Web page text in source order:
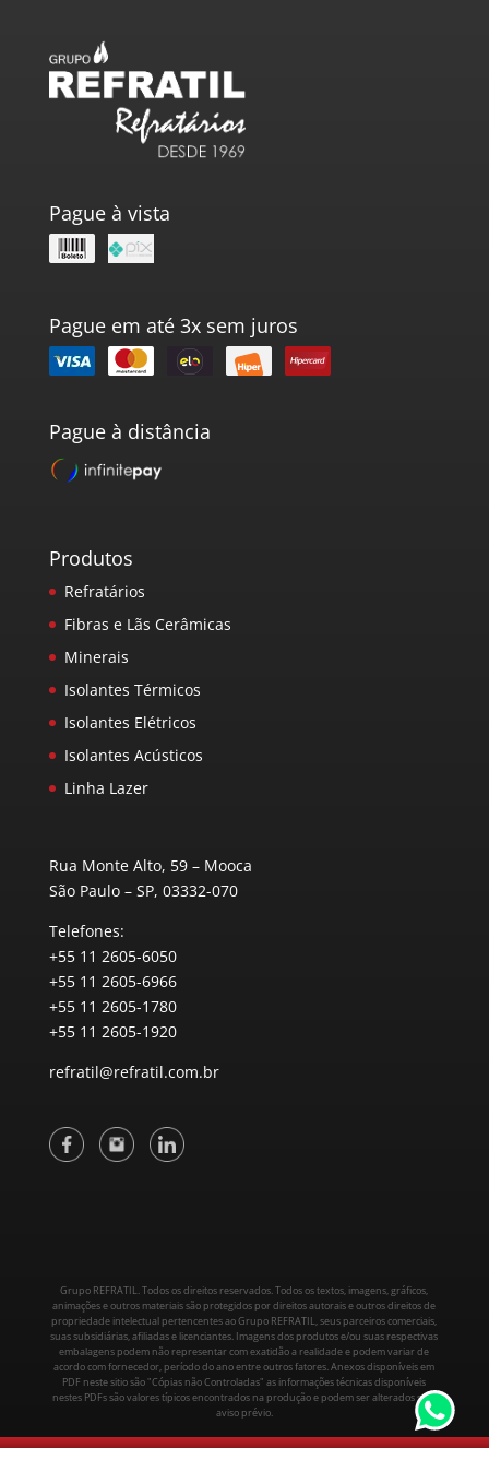
Pague à vista
Pague em até 3x sem juros
Pague à distância
Produtos
Refratários
Fibras e Lãs Cerâmicas
Minerais
Isolantes Térmicos
Isolantes Elétricos
Isolantes Acústicos
Linha Lazer
Rua Monte Alto, 59 – Mooca
São Paulo – SP, 03332-070
Telefones:
+55 11 2605-6050
+55 11 2605-6966
+55 11 2605-1780
+55 11 2605-1920
refratil@refratil.com.br
Grupo REFRATIL. Todos os direitos reservados. Todos os textos, imagens, gráficos,
animações e outros materiais são protegidos por direitos autorais e outros direitos de
propriedade intelectual pertencentes ao Grupo REFRATIL, seus parceiros comerciais,
suas subsidiárias, afiliadas e licenciantes. Imagens dos produtos e/ou suas respectivas
embalagens podem não representar com exatidão a realidade e podem variar de
acordo com fornecedor, período do ano entre outros fatores. Anexos disponíveis em
PDF neste sitio são "Cópias não Controladas" as informações técnicas disponíveis
nestes PDFs são valores típicos encontrados na produção e podem ser alterados sem
aviso prévio.